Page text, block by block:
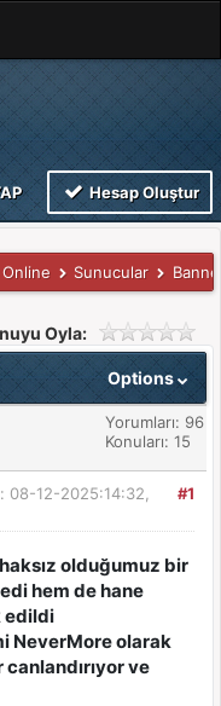
Hesap Oluştur
Sunucular
Oyla:
Options
Yorumları: 96
Konuları: 15
#1
08-12-2025:14:32,
olduğumuz bir
hem de hane
edildi
NeverMore olarak
ve